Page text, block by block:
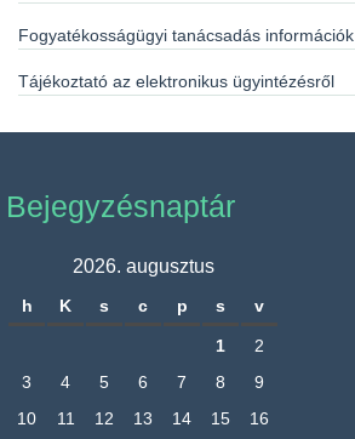
Fogyatékosságügyi tanácsadás információk
Tájékoztató az elektronikus ügyintézésről
Bejegyzésnaptár
2026. augusztus
h K s c p s v
1
2
3
4 5 6 7 8
9
10
11 12 13 14 15
16